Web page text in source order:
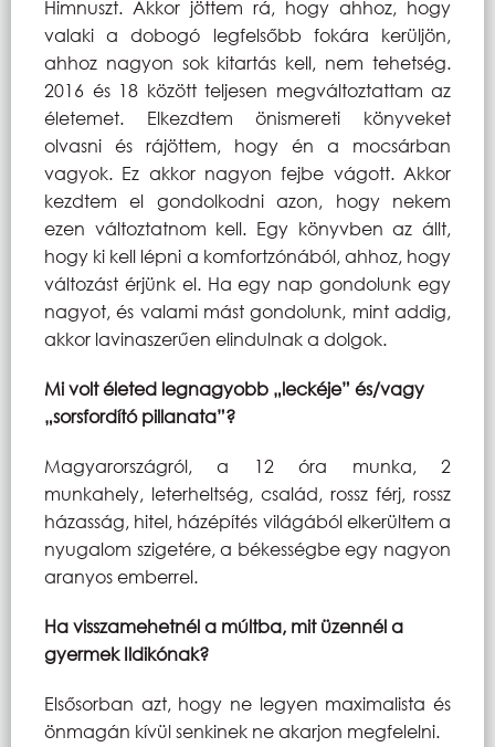
Himnuszt. Akkor jöttem rá, hogy ahhoz, hogy
valaki a dobogó legfelsőbb fokára kerüljön,
ahhoz nagyon sok kitartás kell, nem tehetség.
2016 és 18 között teljesen megváltoztattam az
életemet. Elkezdtem önismereti könyveket
olvasni és rájöttem, hogy én a mocsárban
vagyok. Ez akkor nagyon fejbe vágott. Akkor
kezdtem el gondolkodni azon, hogy nekem
ezen változtatnom kell. Egy könyvben az állt,
hogy ki kell lépni a komfortzónából, ahhoz, hogy
változást érjünk el. Ha egy nap gondolunk egy
nagyot, és valami mást gondolunk, mint addig,
akkor lavinaszerűen elindulnak a dolgok.
Mi volt életed legnagyobb „leckéje” és/vagy
„sorsfordító pillanata”?
Magyarországról, a 12 óra munka, 2
munkahely, leterheltség, család, rossz férj, rossz
házasság, hitel, házépítés világából elkerültem a
nyugalom szigetére, a békességbe egy nagyon
aranyos emberrel.
Ha visszamehetnél a múltba, mit üzennél a
gyermek Ildikónak?
Elsősorban azt, hogy ne legyen maximalista és
önmagán kívül senkinek ne akarjon megfelelni.